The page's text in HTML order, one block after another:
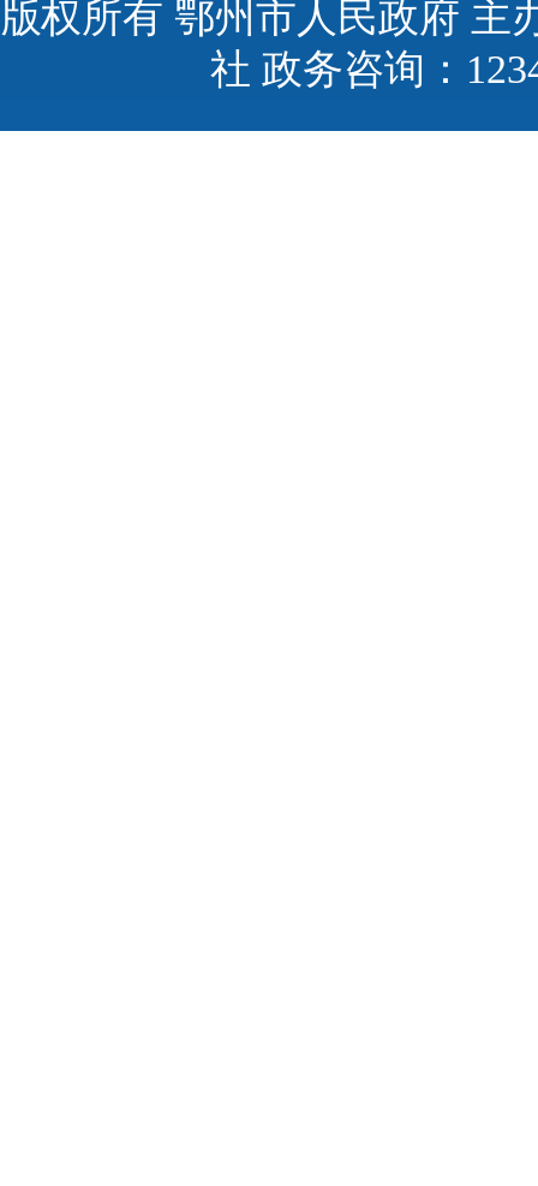
版权所有 鄂州市人民政府 主
社 政务咨询：